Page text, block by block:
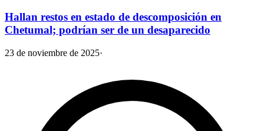
Hallan restos en estado de descomposición en
Chetumal; podrían ser de un desaparecido
23 de noviembre de 2025·